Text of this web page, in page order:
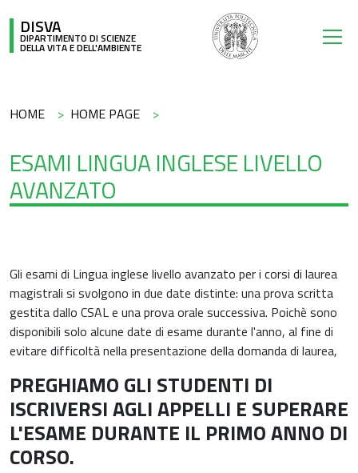
DISVA
DIPARTIMENTO DI SCIENZE
DELLA VITA E DELL'AMBIENTE
Briciole di pane
HOME HOME PAGE
ESAMI LINGUA INGLESE LIVELLO
AVANZATO
Gli esami di Lingua inglese livello avanzato per i corsi di laurea
magistrali si svolgono in due date distinte: una prova scritta
gestita dallo CSAL e una prova orale successiva. Poichè sono
disponibili solo alcune date di esame durante l'anno, al fine di
evitare difficoltà nella presentazione della domanda di laurea,
PREGHIAMO GLI STUDENTI DI
ISCRIVERSI AGLI APPELLI E SUPERARE
L'ESAME DURANTE IL PRIMO ANNO DI
CORSO.